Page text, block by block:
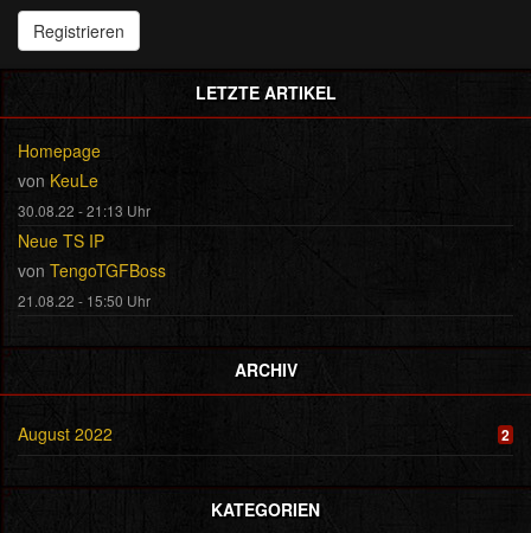
Registrieren
LETZTE ARTIKEL
Homepage
von KeuLe
30.08.22 - 21:13 Uhr
Neue TS IP
von TengoTGFBoss
21.08.22 - 15:50 Uhr
ARCHIV
August 2022 2
KATEGORIEN